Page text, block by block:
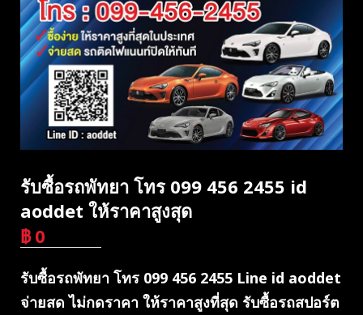
รับซื้อรถพัทยา โทร 099 456 2455 id
aoddet ให้ราคาสูงสุด
฿ 0
รับซื้อรถพัทยา โทร 099 456 2455 Line id aoddet
จ่ายสด ไม่กดราคา ให้ราคาสูงที่สุด รับซื้อรถสปอร์ต